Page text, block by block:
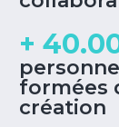
+
formées
création